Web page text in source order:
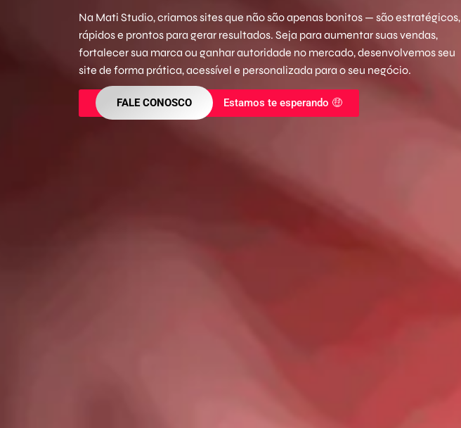
Na Mati Studio, criamos sites que não são apenas bonitos — são estratégicos,
rápidos e prontos para gerar resultados. Seja para aumentar suas vendas,
fortalecer sua marca ou ganhar autoridade no mercado, desenvolvemos seu
site de forma prática, acessível e personalizada para o seu negócio.
FALE CONOSCO Estamos te esperando 🤑